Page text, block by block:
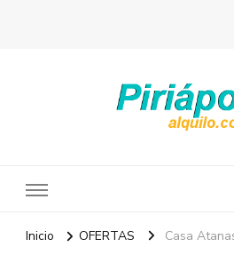
Inicio OFERTAS Casa